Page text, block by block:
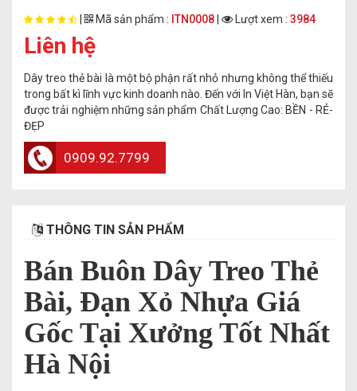
Mã sản phẩm : ITN0008 Lượt xem : 3984
Liên hệ
Dây treo thẻ bài là một bộ phận rất nhỏ nhưng không thể thiếu
trong bất kì lĩnh vực kinh doanh nào. Đến với In Việt Hàn, bạn sẽ
được trải nghiệm những sản phẩm Chất Lượng Cao: BỀN - RẺ-
ĐẸP
0909.92.7799
THÔNG TIN SẢN PHẨM
Bán Buôn Dây Treo Thẻ
Bài, Đạn Xỏ Nhựa Giá
Gốc Tại Xưởng Tốt Nhất
Hà Nội